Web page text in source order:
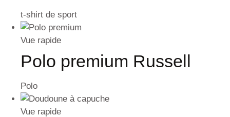
t-shirt de sport
Vue rapide
Polo premium Russell
Polo
Vue rapide